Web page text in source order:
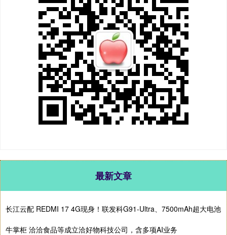
最新文章
长江云配 REDMI 17 4G现身！联发科G91-Ultra、7500mAh超大电池
牛掌柜 洽洽食品等成立洽好物科技公司，含多项AI业务